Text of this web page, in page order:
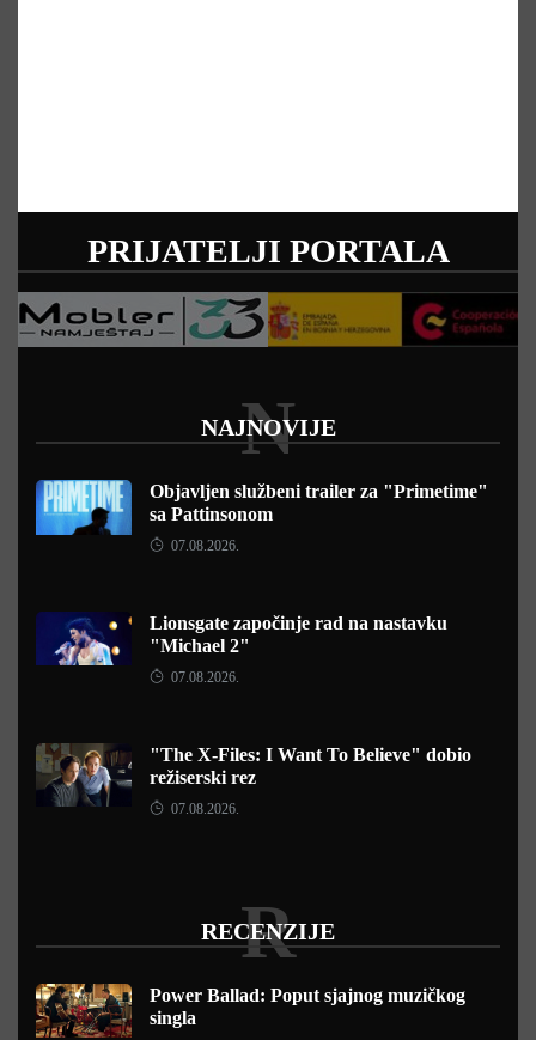
PRIJATELJI PORTALA
NAJNOVIJE
N
Objavljen službeni trailer za "Primetime"
sa Pattinsonom
07.08.2026.
Lionsgate započinje rad na nastavku
"Michael 2"
07.08.2026.
"The X-Files: I Want To Believe" dobio
režiserski rez
07.08.2026.
RECENZIJE
R
Power Ballad: Poput sjajnog muzičkog
singla